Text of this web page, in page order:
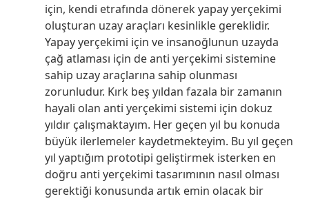
için, kendi etrafında dönerek yapay yerçekimi
oluşturan uzay araçları kesinlikle gereklidir.
Yapay yerçekimi için ve insanoğlunun uzayda
çağ atlaması için de anti yerçekimi sistemine
sahip uzay araçlarına sahip olunması
zorunludur. Kırk beş yıldan fazala bir zamanın
hayali olan anti yerçekimi sistemi için dokuz
yıldır çalışmaktayım. Her geçen yıl bu konuda
büyük ilerlemeler kaydetmekteyim. Bu yıl geçen
yıl yaptığım prototipi geliştirmek isterken en
doğru anti yerçekimi tasarımının nasıl olması
gerektiği konusunda artık emin olacak bir